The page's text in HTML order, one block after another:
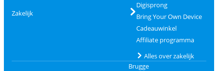
Zakelijk
Digisprong
Bring Your Own Device
Cadeauwinkel
Affiliate programma
Alles over zakelijk
Brugge